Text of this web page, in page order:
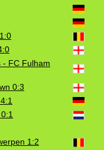
- FC Fulham
0:3
1:2